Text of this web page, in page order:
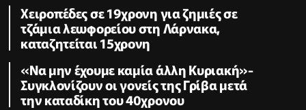
Χειροπέδες σε 19χρονη για ζημιές σε
τζάμια λεωφορείου στη Λάρνακα,
καταζητείται 15χρονη
«Να μην έχουμε καμία άλλη Κυριακή»-
Συγκλονίζουν οι γονείς της Γρίβα μετά
την καταδίκη του 40χρονου